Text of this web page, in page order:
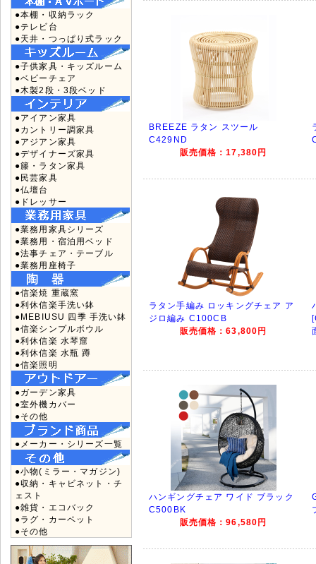
●本棚・収納ラック
●テレビ台
●天井・つっぱり式ラック
●子供家具・キッズルーム
●ベビーチェア
●木製2段・3段ベッド
●アイアン家具
●カントリー調家具
●アジアン家具
●デザイナーズ家具
●籐・ラタン家具
●民芸家具
●仏壇台
●ドレッサー
●業務用家具シリーズ
●業務用・宿泊用ベッド
●法事チェア・テーブル
●業務用座椅子
●信楽焼 重蔵窯
●利休信楽手洗い鉢
●MEBIUSU 四季 手洗い鉢
●信楽シンプルボウル
●利休信楽 水琴窟
●利休信楽 水瓶 蹲
●信楽照明
●ガーデン家具
●室外機カバー
●その他
●メーカー・シリーズ一覧
●小物(ミラー・マガジン)
●収納・キャビネット・チ
ェスト
●雑貨・エコバック
●ラグ・カーペット
●その他
BREEZE ラタン スツール
C429ND
販売価格：17,380円
ラタン手編み ロッキングチェア ア
ジロ編み C100CB
販売価格：63,800円
ハンギングチェア ワイド ブラック
C500BK
販売価格：96,580円